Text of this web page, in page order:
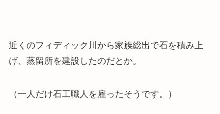
近くのフィディック川から家族総出で石を積み上
げ、蒸留所を建設したのだとか。
（一人だけ石工職人を雇ったそうです。）